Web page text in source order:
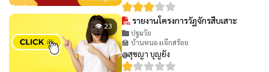
👁 23 รายงานโครงการวัฏจักรสืบเสาะ
ปฐมวัย
🏫 บ้านหนองเจ๊กสร้อย
@สุชญา บุญยัง